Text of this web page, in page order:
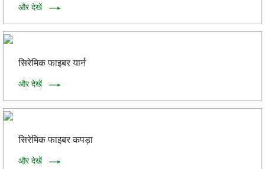
और देखें
सिरेमिक फाइबर यार्न
और देखें
सिरेमिक फाइबर कपड़ा
और देखें